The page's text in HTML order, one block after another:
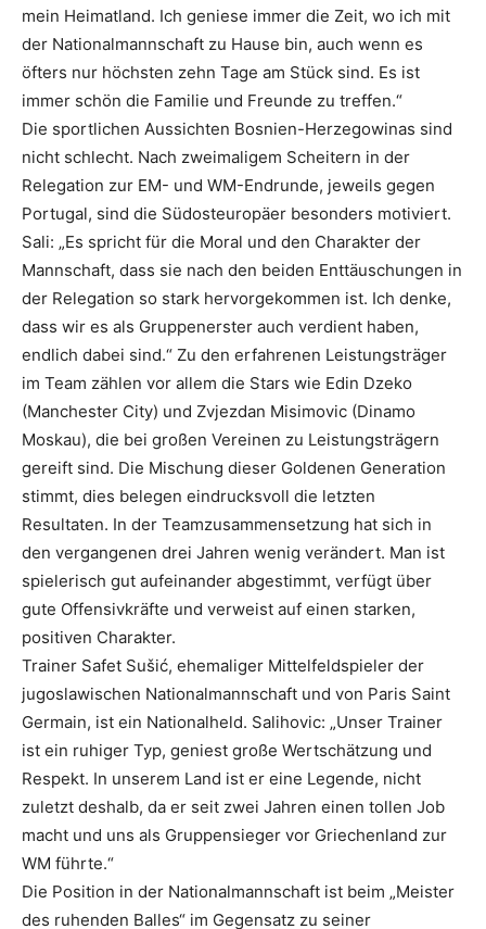
mein Heimatland. Ich geniese immer die Zeit, wo ich mit
der Nationalmannschaft zu Hause bin, auch wenn es
öfters nur höchsten zehn Tage am Stück sind. Es ist
immer schön die Familie und Freunde zu treffen.“
Die sportlichen Aussichten Bosnien-Herzegowinas sind
nicht schlecht. Nach zweimaligem Scheitern in der
Relegation zur EM- und WM-Endrunde, jeweils gegen
Portugal, sind die Südosteuropäer besonders motiviert.
Sali: „Es spricht für die Moral und den Charakter der
Mannschaft, dass sie nach den beiden Enttäuschungen in
der Relegation so stark hervorgekommen ist. Ich denke,
dass wir es als Gruppenerster auch verdient haben,
endlich dabei sind.“ Zu den erfahrenen Leistungsträger
im Team zählen vor allem die Stars wie Edin Dzeko
(Manchester City) und Zvjezdan Misimovic (Dinamo
Moskau), die bei großen Vereinen zu Leistungsträgern
gereift sind. Die Mischung dieser Goldenen Generation
stimmt, dies belegen eindrucksvoll die letzten
Resultaten. In der Teamzusammensetzung hat sich in
den vergangenen drei Jahren wenig verändert. Man ist
spielerisch gut aufeinander abgestimmt, verfügt über
gute Offensivkräfte und verweist auf einen starken,
positiven Charakter.
Trainer Safet Sušić, ehemaliger Mittelfeldspieler der
jugoslawischen Nationalmannschaft und von Paris Saint
Germain, ist ein Nationalheld. Salihovic: „Unser Trainer
ist ein ruhiger Typ, geniest große Wertschätzung und
Respekt. In unserem Land ist er eine Legende, nicht
zuletzt deshalb, da er seit zwei Jahren einen tollen Job
macht und uns als Gruppensieger vor Griechenland zur
WM führte.“
Die Position in der Nationalmannschaft ist beim „Meister
des ruhenden Balles“ im Gegensatz zu seiner